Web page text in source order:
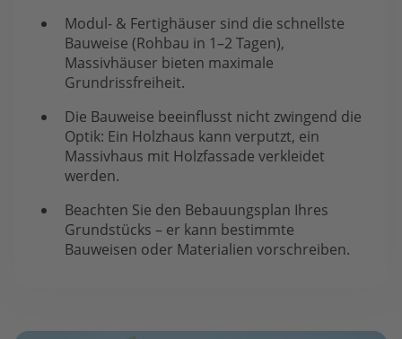
Modul- & Fertighäuser sind die schnellste
Bauweise (Rohbau in 1–2 Tagen),
Massivhäuser bieten maximale
Grundrissfreiheit.
Die Bauweise beeinflusst nicht zwingend die
Optik: Ein Holzhaus kann verputzt, ein
Massivhaus mit Holzfassade verkleidet
werden.
Beachten Sie den Bebauungsplan Ihres
Grundstücks – er kann bestimmte
Bauweisen oder Materialien vorschreiben.